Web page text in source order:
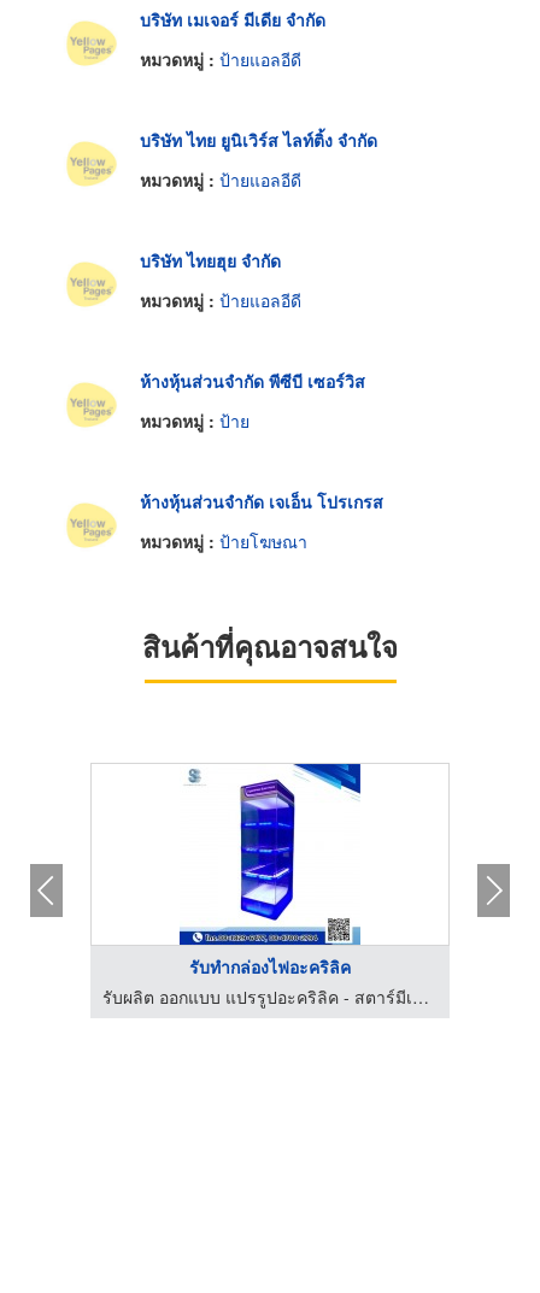
บริษัท เมเจอร์ มีเดีย จำกัด
หมวดหมู่ : ป้ายแอลอีดี
บริษัท ไทย ยูนิเวิร์ส ไลท์ติ้ง จำกัด
หมวดหมู่ : ป้ายแอลอีดี
บริษัท ไทยฮุย จำกัด
หมวดหมู่ : ป้ายแอลอีดี
ห้างหุ้นส่วนจำกัด พีซีบี เซอร์วิส
หมวดหมู่ : ป้าย
ห้างหุ้นส่วนจำกัด เจเอ็น โปรเกรส
หมวดหมู่ : ป้ายโฆษณา
สินค้าที่คุณอาจสนใจ
รับทำกล่องไฟอะคริลิค
รับผลิต ออกแบบ แปรรูปอะคริลิค - สตาร์มีเดียเฮาส์